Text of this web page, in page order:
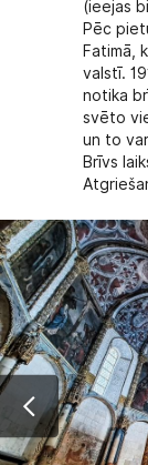
(ieejas
Pēc
Fatimā,
valstī.
notika
svēto
un to
Brīvs